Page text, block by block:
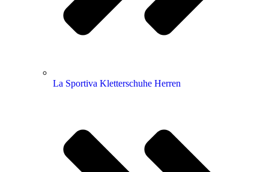
La Sportiva Kletterschuhe Herren